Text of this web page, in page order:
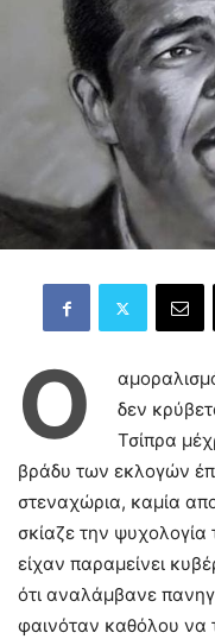
Ο
δεν
Τσίπρα
βράδυ των εκλογών
στεναχώρια, καμία
σκίαζε την ψυχολογία
είχαν παραμείνει
ότι αναλάμβανε
φαινόταν καθόλου να